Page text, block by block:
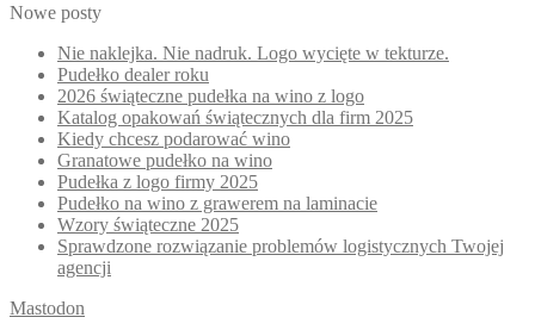
Nowe posty
Nie naklejka. Nie nadruk. Logo wycięte w tekturze.
Pudełko dealer roku
2026 świąteczne pudełka na wino z logo
Katalog opakowań świątecznych dla firm 2025
Kiedy chcesz podarować wino
Granatowe pudełko na wino
Pudełka z logo firmy 2025
Pudełko na wino z grawerem na laminacie
Wzory świąteczne 2025
Sprawdzone rozwiązanie problemów logistycznych Twojej
agencji
Mastodon